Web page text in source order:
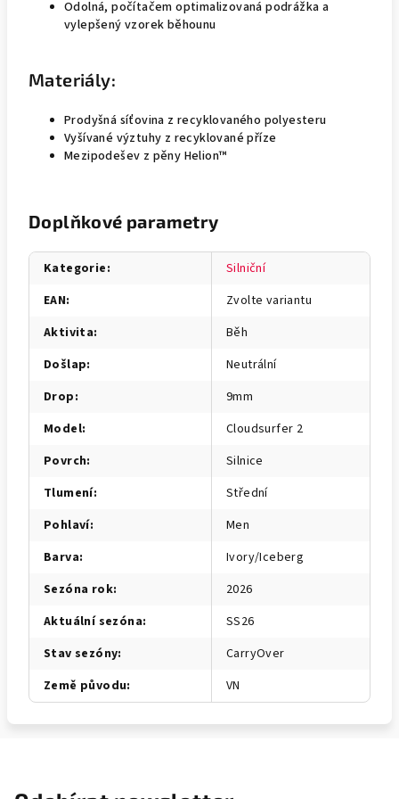
Odolná, počítačem optimalizovaná podrážka a
vylepšený vzorek běhounu
Materiály:
Prodyšná síťovina z recyklovaného polyesteru
Vyšívané výztuhy z recyklované příze
Mezipodešev z pěny Helion™
Doplňkové parametry
Kategorie:
Silniční
EAN:
Zvolte variantu
Aktivita:
Běh
Došlap:
Neutrální
Drop:
9mm
Model:
Cloudsurfer 2
Povrch:
Silnice
Tlumení:
Střední
Pohlaví:
Men
Barva:
Ivory/Iceberg
Sezóna rok:
2026
Aktuální sezóna:
SS26
Stav sezóny:
CarryOver
Země původu: VN